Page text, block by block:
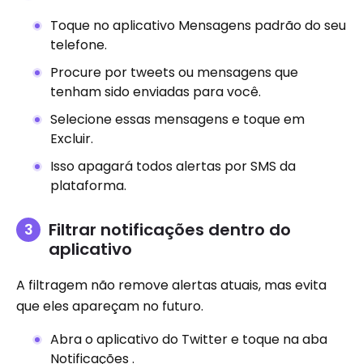
Toque no aplicativo Mensagens padrão do seu
telefone.
Procure por tweets ou mensagens que
tenham sido enviadas para você.
Selecione essas mensagens e toque em
Excluir.
Isso apagará todos alertas por SMS da
plataforma.
Filtrar notificações dentro do
aplicativo
A filtragem não remove alertas atuais, mas evita
que eles apareçam no futuro.
Abra o aplicativo do Twitter e toque na aba
Notificações .